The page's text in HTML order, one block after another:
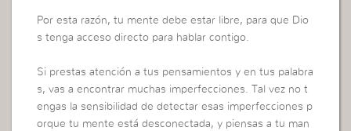
Por esta razón, tu mente debe estar libre, para que Dio
s tenga acceso directo para hablar contigo.
Si prestas atención a tus pensamientos y en tus palabra
s, vas a encontrar muchas imperfecciones. Tal vez no t
engas la sensibilidad de detectar esas imperfecciones p
orque tu mente está desconectada, y piensas a tu man